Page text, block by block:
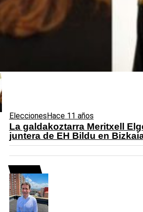
EleccionesHace 11 años
La galdakoztarra Meritxell
juntera de EH Bildu en
lo + leido